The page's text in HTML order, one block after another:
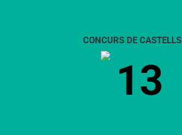
CONCURS DE CASTELLS
13